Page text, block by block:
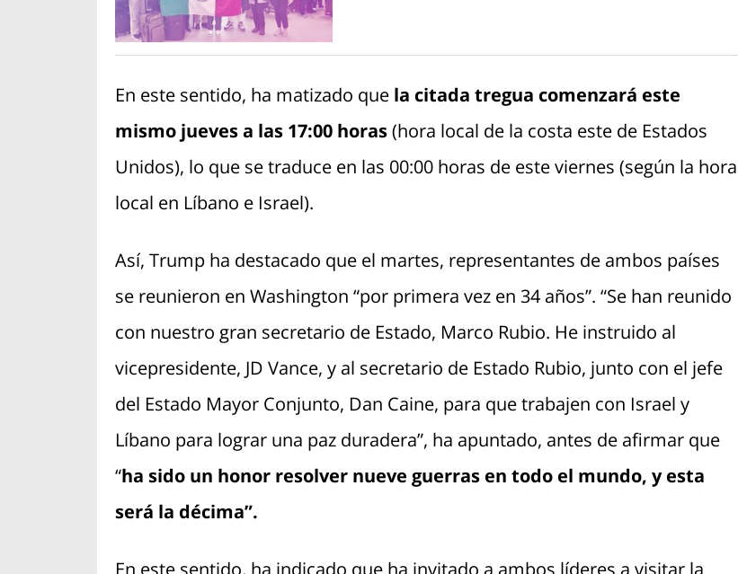
En este sentido, ha matizado que la citada tregua comenzará este
mismo jueves a las 17:00 horas(hora local de la costa este de Estados
Unidos), lo que se traduce en las 00:00 horas de este viernes (según la hora
local en Líbano e Israel).
Así, Trump ha destacado que el martes, representantes de ambos países
se reunieron en Washington “por primera vez en 34 años”. “Se han reunido
con nuestro gran secretario de Estado, Marco Rubio. He instruido al
vicepresidente, JD Vance, y al secretario de Estado Rubio, junto con el jefe
del Estado Mayor Conjunto, Dan Caine, para que trabajen con Israel y
Líbano para lograr una paz duradera”, ha apuntado, antes de afirmar que
“ha sido un honor resolver nueve guerras en todo el mundo, y esta
será la décima”.
En este sentido, ha indicado que ha invitado a ambos líderes a visitar la